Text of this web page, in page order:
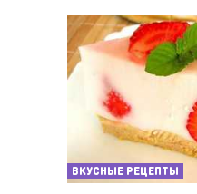
ВКУСНЫЕ РЕЦЕПТЫ